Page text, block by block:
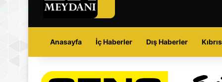
Anasayfa İç Haberler Dış Haberler Kıbrıs